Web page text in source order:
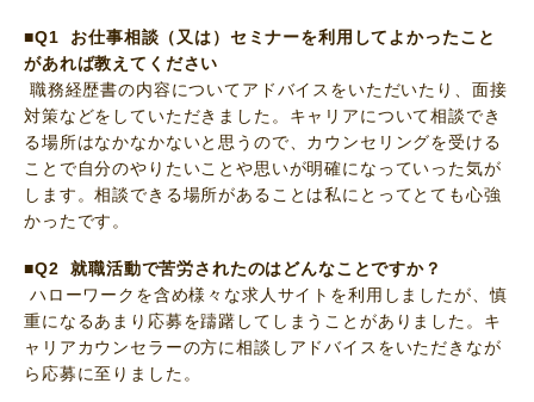
■Q1 お仕事相談（又は）セミナーを利用してよかったこと
があれば教えてください
職務経歴書の内容についてアドバイスをいただいたり、面接
対策などをしていただきました。キャリアについて相談でき
る場所はなかなかないと思うので、カウンセリングを受ける
ことで自分のやりたいことや思いが明確になっていった気が
します。相談できる場所があることは私にとってとても心強
かったです。
■Q2 就職活動で苦労されたのはどんなことですか？
ハローワークを含め様々な求人サイトを利用しましたが、慎
重になるあまり応募を躊躇してしまうことがありました。キ
ャリアカウンセラーの方に相談しアドバイスをいただきなが
ら応募に至りました。